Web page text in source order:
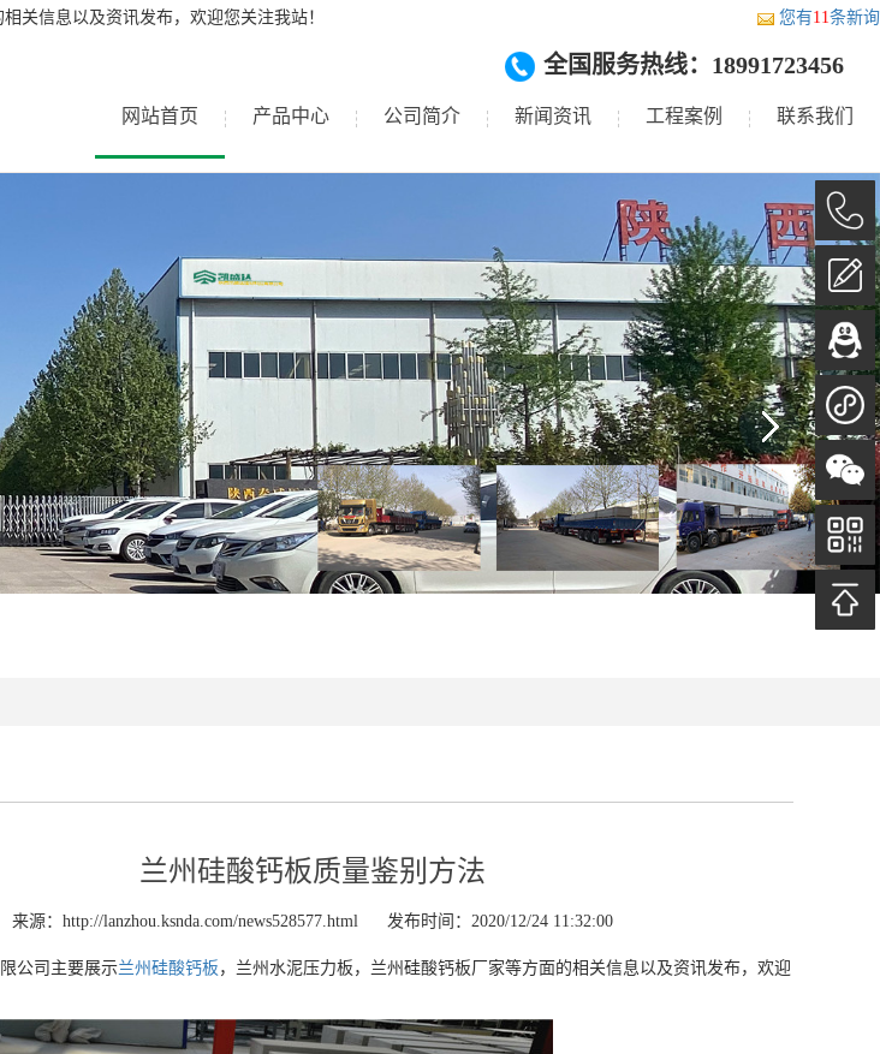
关信息以及资讯发布，欢迎您关注我站！ 您有11条新
网站首页 产品中心 公司简介 新闻资讯 工程案例 联系我们
全国服务热线：18991723456
兰州硅酸钙板质量鉴别方法
来源：http://lanzhou.ksnda.com/news528577.html 发布时间：2020/12/24 11:32:00
公司主要展示兰州硅酸钙板 ，兰州水泥压力板，兰州硅酸钙板厂家等方面的相关信息以及资讯发布，欢迎